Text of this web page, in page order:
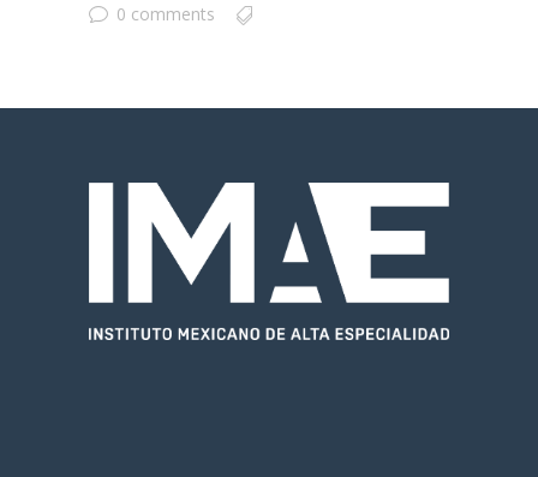
0 comments